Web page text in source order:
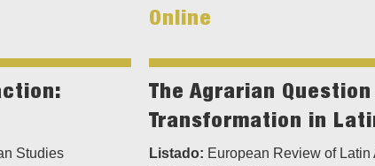
Online
Studies
The Agrarian
Transformation in
Listado: European Review of